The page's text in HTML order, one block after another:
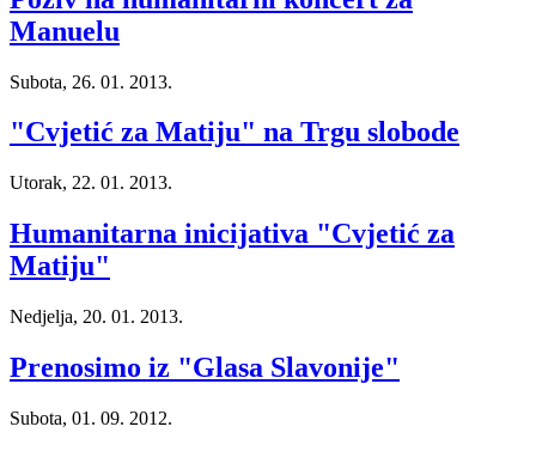
Manuelu
Subota, 26. 01. 2013.
"Cvjetić za Matiju" na Trgu slobode
Utorak, 22. 01. 2013.
Humanitarna inicijativa "Cvjetić za
Matiju"
Nedjelja, 20. 01. 2013.
Prenosimo iz "Glasa Slavonije"
Subota, 01. 09. 2012.